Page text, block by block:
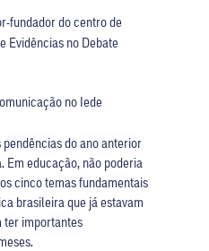
fundador do centro de
Evidências no Debate
no Iede
do ano anterior
Em educação, não poderia
cinco temas fundamentais
brasileira que já estavam
ter importantes